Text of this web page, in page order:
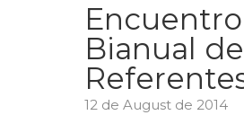
Encuentro
Bianual de
12 de August de 2014